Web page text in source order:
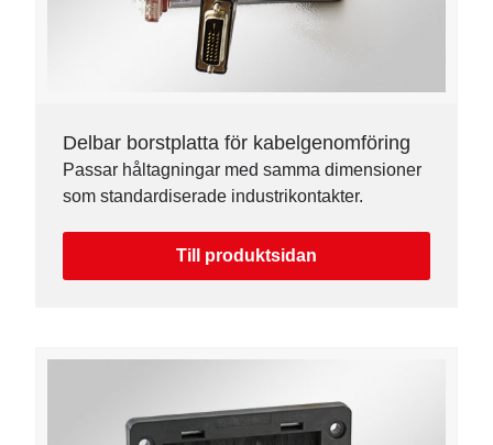
Delbar borstplatta för kabelgenomföring
Passar håltagningar med samma dimensioner
som standardiserade industrikontakter.
Till produktsidan